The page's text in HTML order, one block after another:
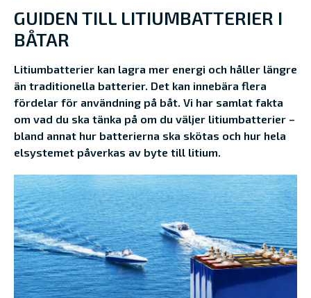
GUIDEN TILL LITIUMBATTERIER I
BÅTAR
Litiumbatterier kan lagra mer energi och håller längre
än traditionella batterier. Det kan innebära flera
fördelar för användning på båt. Vi har samlat fakta
om vad du ska tänka på om du väljer litiumbatterier –
bland annat hur batterierna ska skötas och hur hela
elsystemet påverkas av byte till litium.